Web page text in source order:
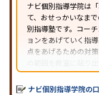
ナビ個別指導学院は
て、おせっかいなま
別指導塾です。コー
ョンをあげていく指
点をあげるための対
の範囲を教室に貼り
オリジナルテキスト
せたテキストを使っ
ナビ個別指導学院の